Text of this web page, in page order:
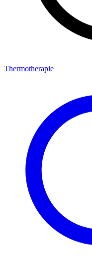
Thermotherapie